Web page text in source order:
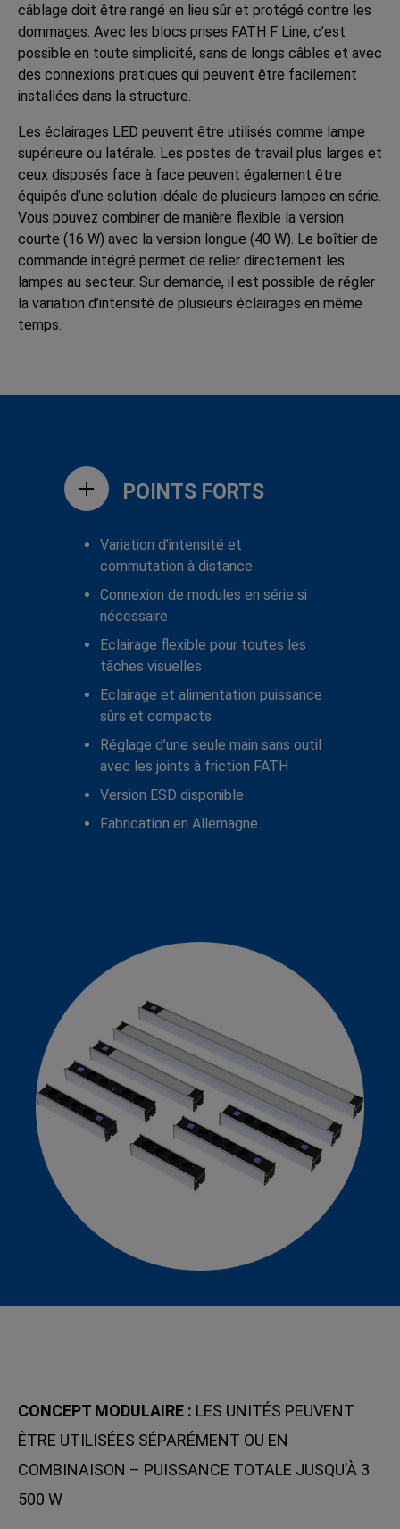
câblage doit être rangé en lieu sûr et protégé contre les
dommages. Avec les blocs prises FATH F Line, c’est
possible en toute simplicité, sans de longs câbles et avec
des connexions pratiques qui peuvent être facilement
installées dans la structure.
Les éclairages LED peuvent être utilisés comme lampe
supérieure ou latérale. Les postes de travail plus larges et
ceux disposés face à face peuvent également être
équipés d’une solution idéale de plusieurs lampes en série.
Vous pouvez combiner de manière flexible la version
courte (16 W) avec la version longue (40 W). Le boîtier de
commande intégré permet de relier directement les
lampes au secteur. Sur demande, il est possible de régler
la variation d’intensité de plusieurs éclairages en même
temps.
POINTS FORTS
Variation d’intensité et
commutation à distance
Connexion de modules en série si
nécessaire
Eclairage flexible pour toutes les
tâches visuelles
Eclairage et alimentation puissance
sûrs et compacts
Réglage d’une seule main sans outil
avec les joints à friction FATH
Version ESD disponible
Fabrication en Allemagne
CONCEPT MODULAIRE : LES UNITÉS PEUVENT
ÊTRE UTILISÉES SÉPARÉMENT OU EN
COMBINAISON – PUISSANCE TOTALE JUSQU’À 3
500 W